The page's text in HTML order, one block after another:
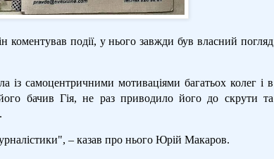
коментував події, у нього завжди був власний погляд
із самоцентричними мотиваціями багатьох колег і в
бачив Гія, не раз приводило його до скрути та
– казав про нього Юрій Макаров.